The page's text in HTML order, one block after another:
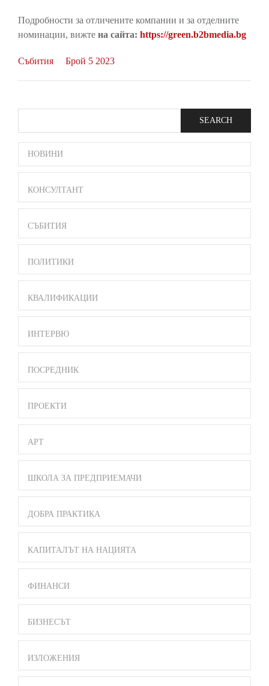
Подробности за отличените компании и за отделните
номинации, вижте на сайта: https://green.b2bmedia.bg
Събития Брой 5 2023
SIDE
BAR
MENU
НОВИНИ
КОНСУЛТАНТ
СЪБИТИЯ
ПОЛИТИКИ
КВАЛИФИКАЦИИ
ИНТЕРВЮ
ПОСРЕДНИК
ПРОЕКТИ
АРТ
ШКОЛА ЗА ПРЕДПРИЕМАЧИ
ДОБРА ПРАКТИКА
КАПИТАЛЪТ НА НАЦИЯТА
ФИНАНСИ
БИЗНЕСЪТ
ИЗЛОЖЕНИЯ